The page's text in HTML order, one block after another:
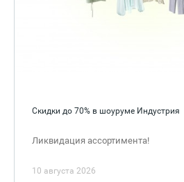
Скидки до 70% в шоуруме Индустрия
Ликвидация ассортимента!
10 августа 2026